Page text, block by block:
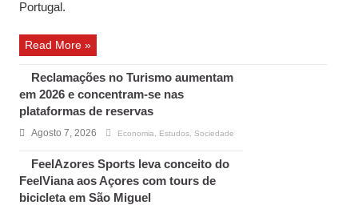
Portugal.
Read More »
Reclamações no Turismo aumentam
em 2026 e concentram-se nas
plataformas de reservas
Agosto 7, 2026 Economia Estudos Sociedade
FeelAzores Sports leva conceito do
FeelViana aos Açores com tours de
bicicleta em São Miguel